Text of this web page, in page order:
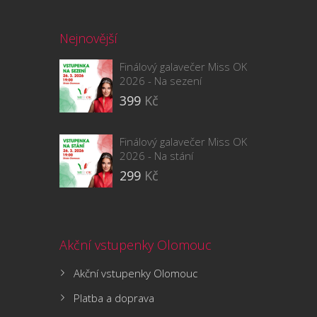
Nejnovější
Finálový galavečer Miss OK
2026 - Na sezení
399 Kč
Finálový galavečer Miss OK
2026 - Na stání
299 Kč
Akční vstupenky Olomouc
Akční vstupenky Olomouc
Platba a doprava